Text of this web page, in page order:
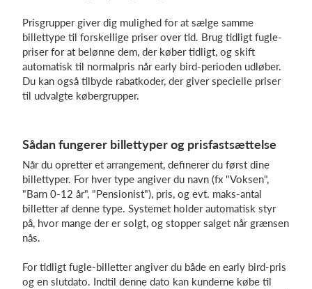
Prisgrupper giver dig mulighed for at sælge samme
billettype til forskellige priser over tid. Brug tidligt fugle-
priser for at belønne dem, der køber tidligt, og skift
automatisk til normalpris når early bird-perioden udløber.
Du kan også tilbyde rabatkoder, der giver specielle priser
til udvalgte købergrupper.
Sådan fungerer billettyper og prisfastsættelse
Når du opretter et arrangement, definerer du først dine
billettyper. For hver type angiver du navn (fx "Voksen",
"Barn 0-12 år", "Pensionist"), pris, og evt. maks-antal
billetter af denne type. Systemet holder automatisk styr
på, hvor mange der er solgt, og stopper salget når grænsen
nås.
For tidligt fugle-billetter angiver du både en early bird-pris
og en slutdato. Indtil denne dato kan kunderne købe til